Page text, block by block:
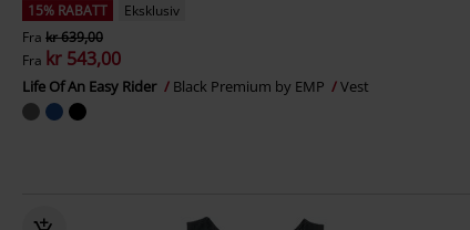
15% RABATT
Eksklusiv
Fra kr 639,00
Fra kr 543,00
Life Of An Easy Rider Black Premium by EMP Vest